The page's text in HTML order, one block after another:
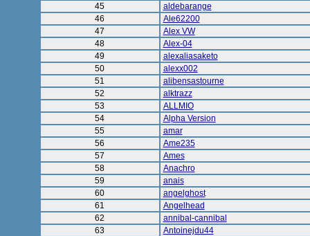
45
aldebarange
46
Ale62200
47
Alex VW
48
Alex-04
49
alexaliasaketo
50
alexx002
51
alibensastourne
52
alktrazz
53
ALLMIO
54
Alpha Version
55
amar
56
Ame235
57
Ames
58
Anachro
59
anais
60
angelghost
61
Angelhead
62
annibal-cannibal
63
Antoinejdu44